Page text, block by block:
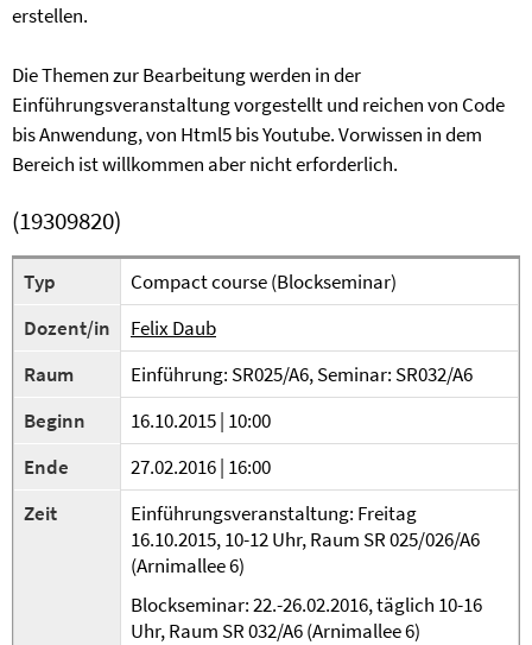
erstellen.
Die Themen zur Bearbeitung werden in der
Einführungsveranstaltung vorgestellt und reichen von Code
bis Anwendung, von Html5 bis Youtube. Vorwissen in dem
Bereich ist willkommen aber nicht erforderlich.
(19309820)
Typ
Compact course (Blockseminar)
Dozent/in
Felix Daub
Raum
Einführung: SR025/A6, Seminar: SR032/A6
Beginn
16.10.2015 | 10:00
Ende
27.02.2016 | 16:00
Zeit
Einführungsveranstaltung: Freitag
16.10.2015, 10-12 Uhr, Raum SR 025/026/A6
(Arnimallee 6)
Blockseminar: 22.-26.02.2016, täglich 10-16
Uhr, Raum SR 032/A6 (Arnimallee 6)